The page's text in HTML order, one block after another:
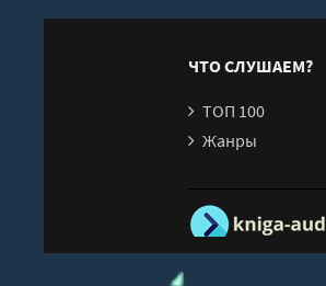
26
ЧТО СЛУШАЕМ?
ТОП 100
Жанры